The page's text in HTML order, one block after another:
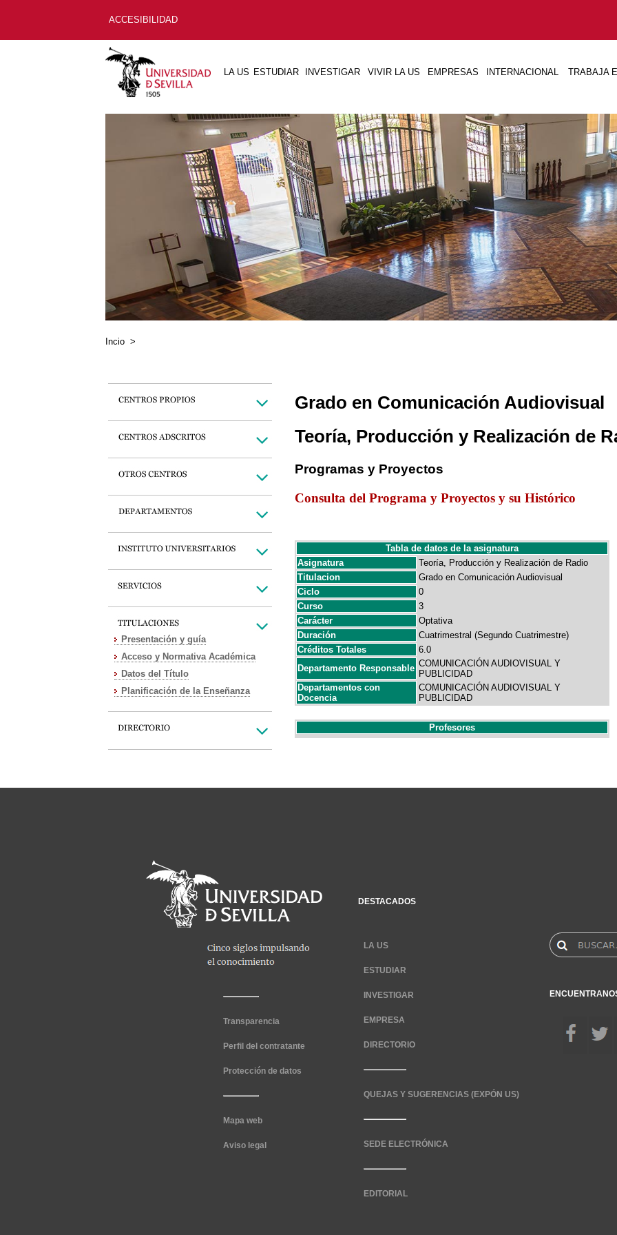
ACCESIBILIDAD
LA US ESTUDIAR INVESTIGAR VIVIR LA US EMPRESAS INTERNACIONAL TRABAJA
Incio >
Presentación y guía
Acceso y Normativa Académica
Datos del Título
Planificación de la Enseñanza
Grado en Comunicación Audiovisual
Teoría, Producción y Realización de
Programas y Proyectos
Consulta del Programa y Proyectos y su Histórico
Tabla de datos de la asignatura
Asignatura
Teoría, Producción y Realización de Radio
Titulacion
Grado en Comunicación Audiovisual
Ciclo
0
Curso
3
Carácter
Optativa
Duración
Cuatrimestral (Segundo Cuatrimestre)
Créditos Totales
6.0
Departamento Responsable COMUNICACIÓN AUDIOVISUAL Y
PUBLICIDAD
Departamentos con
Docencia
COMUNICACIÓN AUDIOVISUAL Y
PUBLICIDAD
Profesores
Transparencia
Perfil del contratante
Protección de datos
Mapa web
Aviso legal
DESTACADOS
LA US
ESTUDIAR
INVESTIGAR
EMPRESA
DIRECTORIO
QUEJAS Y SUGERENCIAS (EXPÓN US)
SEDE ELECTRÓNICA
EDITORIAL